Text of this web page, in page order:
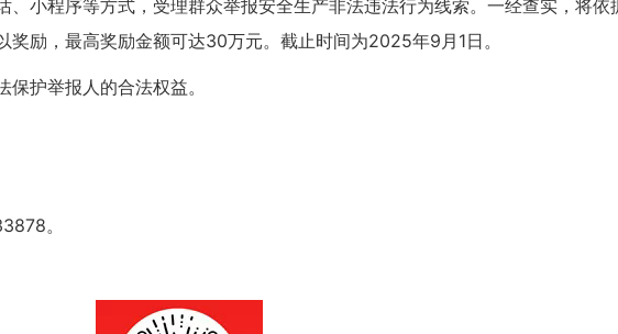
小程序等方式，受理群众举报安全生产非法违法行为线索。一经查实，将依
奖励，最高奖励金额可达30万元。截止时间为2025年9月 1日。
护举报人的合法权益。
。